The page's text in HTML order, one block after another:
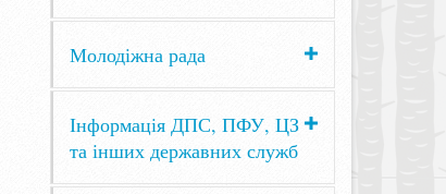
Молодіжна рада
Інформація ДПС, ПФУ, ЦЗ
та інших державних служб